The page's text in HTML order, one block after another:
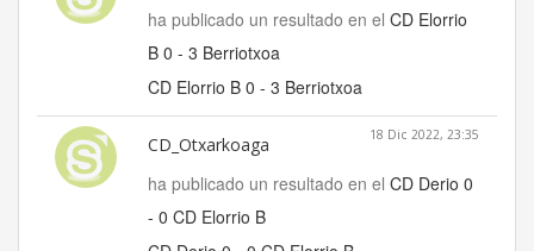
ha publicado un resultado en el CD Elorrio
B 0 - 3 Berriotxoa
CD Elorrio B 0 - 3 Berriotxoa
CD_Otxarkoaga 18 Dic 2022, 23:35
ha publicado un resultado en el CD Derio 0
- 0 CD Elorrio B